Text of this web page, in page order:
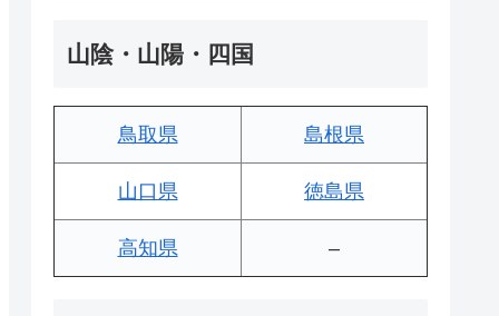
山陰・山陽・四国
鳥取県 島根県
山口県 徳島県
高知県 –